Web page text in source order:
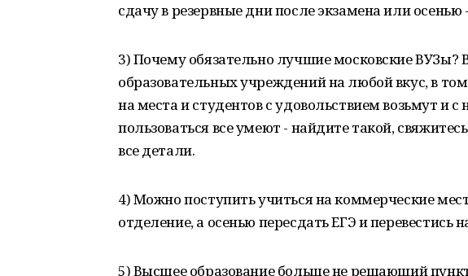
сдачу в резервные дни после экзамена или осенью
3) Почему обязательно лучшие московские
образовательных учреждений на любой вкус, в
на места и студентов с удовольствием возьмут и
пользоваться все умеют - найдите такой,
все детали.
4) Можно поступить учиться на коммерческие
отделение, а осенью пересдать ЕГЭ и перевестись
5) Высшее образование больше не решающий